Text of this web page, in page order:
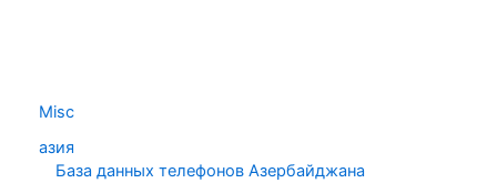
Misc
азия
База данных телефонов Азербайджана